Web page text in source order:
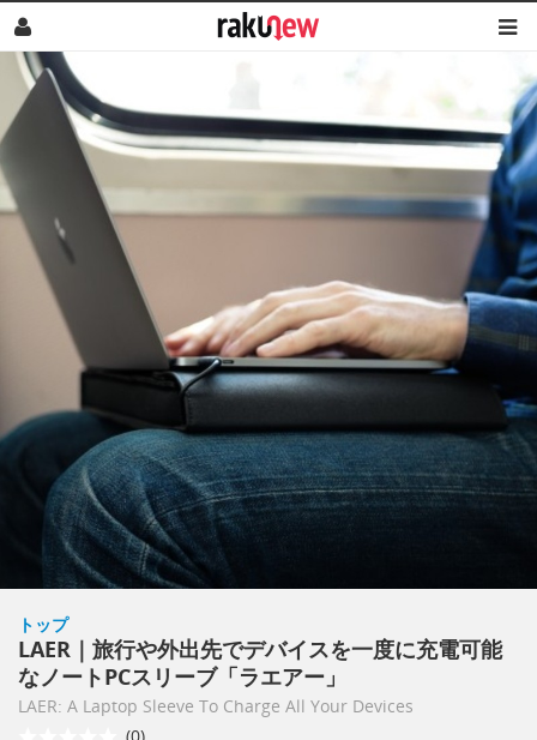
トップ
LAER｜旅行や外出先でデバイスを一度に充電可能
なノートPCスリーブ「ラエアー」
LAER: A Laptop Sleeve To Charge All Your Devices